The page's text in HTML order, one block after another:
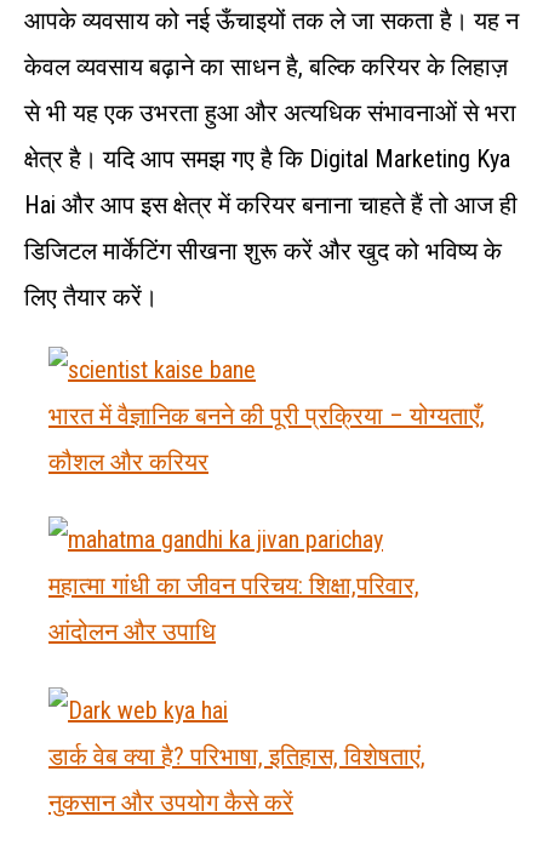
आपके व्यवसाय को नई ऊँचाइयों तक ले जा सकता है। यह न
केवल व्यवसाय बढ़ाने का साधन है, बल्कि करियर के लिहाज़
से भी यह एक उभरता हुआ और अत्यधिक संभावनाओं से भरा
क्षेत्र है। यदि आप समझ गए है कि Digital Marketing Kya
Hai और आप इस क्षेत्र में करियर बनाना चाहते हैं तो आज ही
डिजिटल मार्केटिंग सीखना शुरू करें और खुद को भविष्य के
लिए तैयार करें।
भारत में वैज्ञानिक बनने की पूरी प्रक्रिया – योग्यताएँ,
कौशल और करियर
महात्मा गांधी का जीवन परिचय: शिक्षा,परिवार,
आंदोलन और उपाधि
डार्क वेब क्या है? परिभाषा, इतिहास, विशेषताएं,
नुकसान और उपयोग कैसे करें